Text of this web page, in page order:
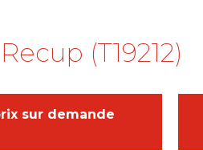
(T19212)
sur demande